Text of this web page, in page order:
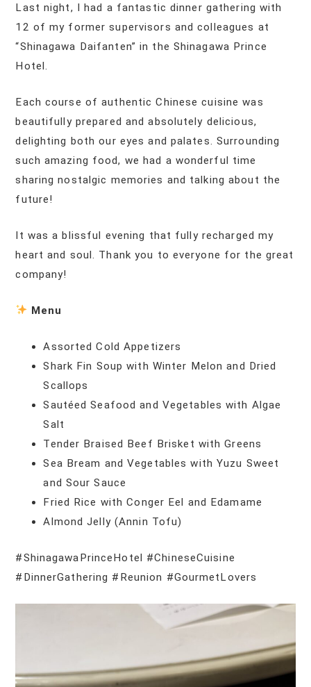
Last night, I had a fantastic dinner gathering with
12 of my former supervisors and colleagues at
“Shinagawa Daifanten” in the Shinagawa Prince
Hotel.
Each course of authentic Chinese cuisine was
beautifully prepared and absolutely delicious,
delighting both our eyes and palates. Surrounding
such amazing food, we had a wonderful time
sharing nostalgic memories and talking about the
future!
It was a blissful evening that fully recharged my
heart and soul. Thank you to everyone for the great
company!
Menu
Assorted Cold Appetizers
Shark Fin Soup with Winter Melon and Dried
Scallops
Sautéed Seafood and Vegetables with Algae
Salt
Tender Braised Beef Brisket with Greens
Sea Bream and Vegetables with Yuzu Sweet
and Sour Sauce
Fried Rice with Conger Eel and Edamame
Almond Jelly (Annin Tofu)
#ShinagawaPrinceHotel #ChineseCuisine
#DinnerGathering #Reunion #GourmetLovers